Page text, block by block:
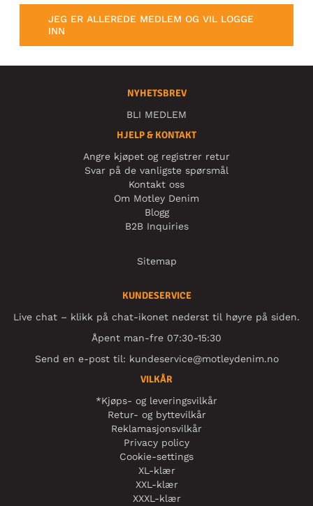
JEG ER ALLEREDE MEDLEM OG VIL LOGGE
INN
NYHETSBREV
BLI MEDLEM
HJELP & KONTAKT
Angre kjøpet og registrer retur
Svar på de vanligste spørsmål
Kontakt oss
Om Motley Denim
Blogg
B2B Inquiries
Sitemap
KUNDESERVICE
Live chat – klikk på chat-ikonet nederst til høyre på siden.
Åpent man-fre 07:30-15:30
Send en e-post til: kundeservice@motleydenim.no
VILKÅR
*Kjøps- og leveringsvilkår
Retur- og byttevilkår
Reklamasjonsvilkår
Privacy policy
Cookie-settings
XL-klær
XXL-klær
XXXL-klær